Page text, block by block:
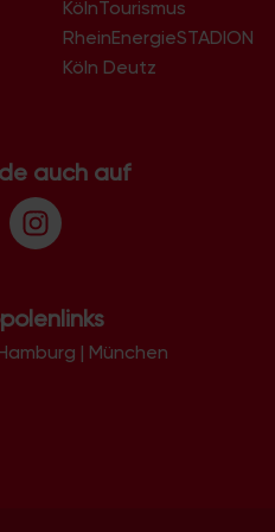
51069
51103
51107
51147
KölnTourismus
RheinEnergieSTADION
Köln Deutz
auch auf
| München